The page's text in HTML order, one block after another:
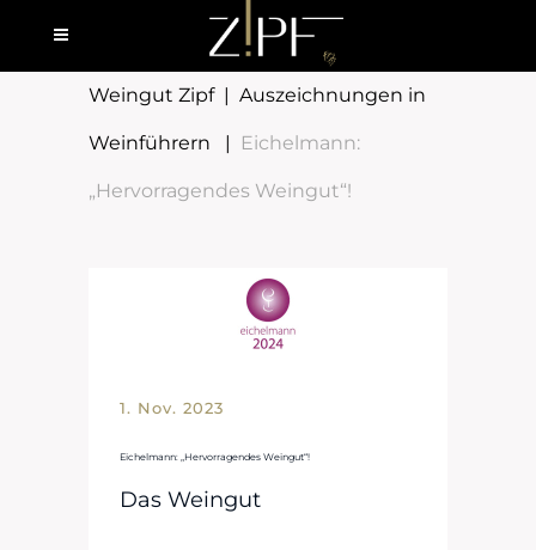
Weingut Zipf| Auszeichnungen in
Weinführern | Eichelmann:
„Hervorragendes Weingut“!
1. Nov. 2023
Eichelmann: „Hervorragendes Weingut“!
Das Weingut